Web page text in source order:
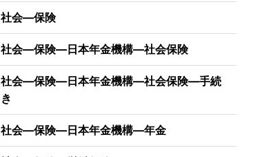
社会―保険
社会―保険―日本年金機構―社会保険
社会―保険―日本年金機構―社会保険―手続
き
社会―保険―日本年金機構―年金